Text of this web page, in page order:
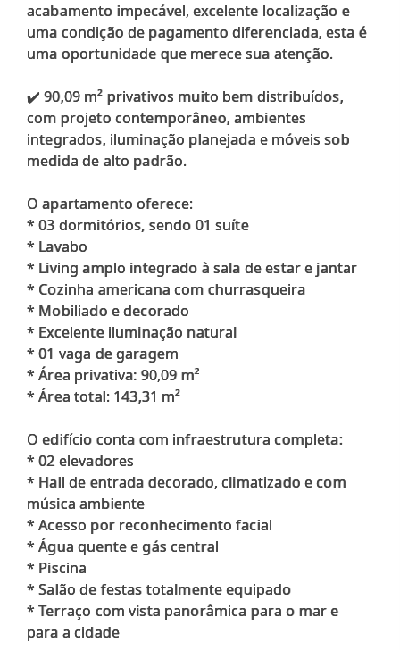
acabamento impecável, excelente localização e
uma condição de pagamento diferenciada, esta é
uma oportunidade que merece sua atenção.
✔️ 90,09 m² privativos muito bem distribuídos,
com projeto contemporâneo, ambientes
integrados, iluminação planejada e móveis sob
medida de alto padrão.
O apartamento oferece:
* 03 dormitórios, sendo 01 suíte
* Lavabo
* Living amplo integrado à sala de estar e jantar
* Cozinha americana com churrasqueira
* Mobiliado e decorado
* Excelente iluminação natural
* 01 vaga de garagem
* Área privativa: 90,09 m²
* Área total: 143,31 m²
O edifício conta com infraestrutura completa:
* 02 elevadores
* Hall de entrada decorado, climatizado e com
música ambiente
* Acesso por reconhecimento facial
* Água quente e gás central
* Piscina
* Salão de festas totalmente equipado
* Terraço com vista panorâmica para o mar e
para a cidade